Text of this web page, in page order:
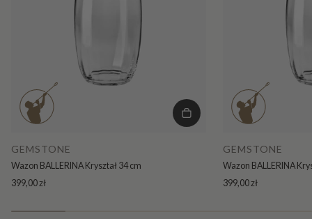
GEMSTONE
Wazon BALLERINA Kryształ 34 cm
399,00 zł
GEMSTONE
Wazon BALLERINA
399,00 zł